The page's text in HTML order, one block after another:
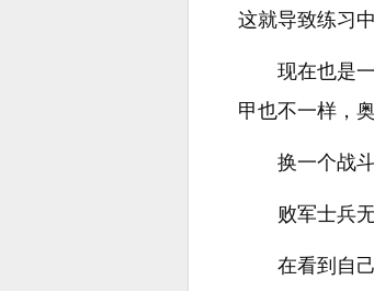
这就导致练习
现在也是
甲也不一样，
换一个战
败军士兵
在看到自